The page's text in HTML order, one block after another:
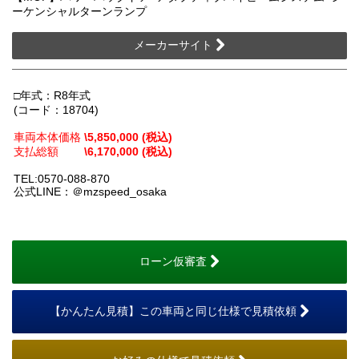
ーケンシャルターンランプ
メーカーサイト
□年式：R8年式
(コード：18704)
車両本体価格 \5,850,000 (税込)
支払総額 \6,170,000 (税込)
TEL:0570-088-870
公式LINE：＠mzspeed_osaka
ローン仮審査
【かんたん見積】この車両と同じ仕様で見積依頼